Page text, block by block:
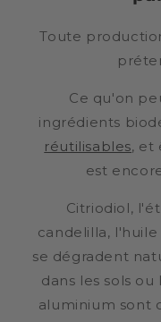
Toute
Ce qu'on
ingrédients
réutilisables, et
est
Citriodiol,
candelilla,
se dégradent
dans les sols
aluminium sont